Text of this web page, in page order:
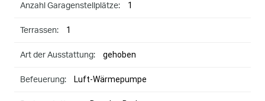
Anzahl Garagenstellplätze: 1
Terrassen: 1
Art der Ausstattung: gehoben
Befeuerung: Luft-Wärmepumpe